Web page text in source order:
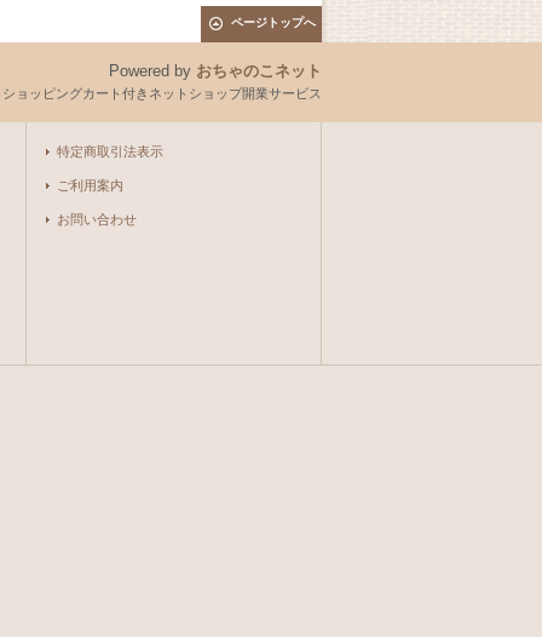
ページトップへ
Powered by おちゃのこネット
ョッピングカート付きネットショップ開業サービス
特定商取引法表示
ご利用案内
お問い合わせ